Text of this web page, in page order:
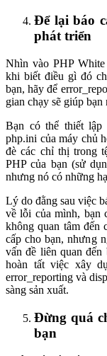
Để lại báo
phát triển
Nhìn vào PHP
khi biết điều gì đó
bạn, hãy để
gian chạy sẽ giúp
Bạn có thể thiết lập
php.ini của máy chủ
đè các chỉ thị trong
PHP của bạn (sử
nhưng nó có những
Lý do đằng sau việc
về lỗi của mình, bạn
không quan tâm đến
cấp cho bạn, nhưng
vấn đề liên quan
hoàn tất việc xây
error_reporting và
sàng sản xuất.
Đừng quá
bạn